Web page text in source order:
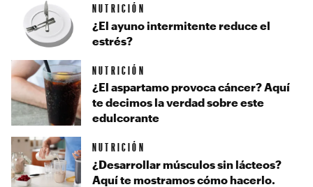
NUTRICIÓN
¿El ayuno intermitente reduce el
estrés?
NUTRICIÓN
¿El aspartamo provoca cáncer? Aquí
te decimos la verdad sobre este
edulcorante
NUTRICIÓN
¿Desarrollar músculos sin lácteos?
Aquí te mostramos cómo hacerlo.